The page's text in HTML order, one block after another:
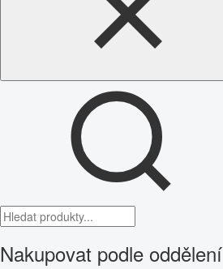
Nakupovat podle oddělení